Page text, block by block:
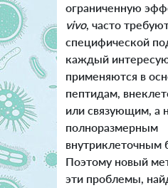
ограниченную
vivo, часто
специфической
каждый
применяются в
пептидам,
или связующим, а
полноразмерным
внутриклеточным
Поэтому новый
эти проблемы,